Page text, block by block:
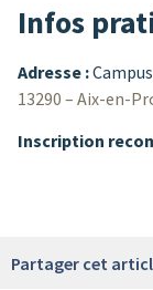
Infos
Adresse :
13290 – Aix-en-
Inscription
Partager cet